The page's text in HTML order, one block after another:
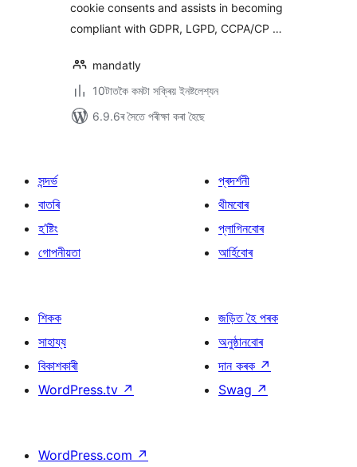
cookie consents and assists in becoming
compliant with GDPR, LGPD, CCPA/CP …
mandatly
10টাতকৈ কমটা সক্ৰিয় ইনষ্টলেশ্যন
6.9.6ৰ সৈতে পৰীক্ষা কৰা হৈছে
সন্দৰ্ভ
বাতৰি
হ’ষ্টিং
গোপনীয়তা
প্ৰদৰ্শনী
থীমবোৰ
প্লাগিনবোৰ
আৰ্হিবোৰ
শিকক
সাহায্য
বিকাশকাৰী
WordPress.tv ↗
জড়িত হৈ পৰক
অনুষ্ঠানবোৰ
দান কৰক ↗
Swag ↗
WordPress.com ↗